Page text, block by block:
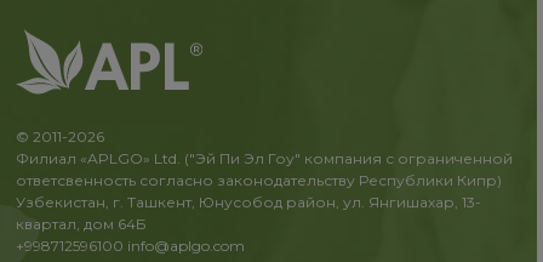
© 2011-2026
Филиал «APLGO» Ltd. ("Эй Пи Эл Гоу" компания с ограниченной
ответсвенность согласно законодательству Республики Кипр)
Узбекистан, г. Ташкент, Юнусобод район, ул. Янгишахар, 13-
квартал, дом 64Б
+998712596100 info@aplgo.com